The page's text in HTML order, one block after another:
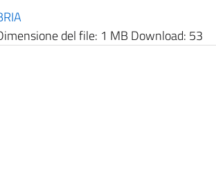
del file: 1 MB Download: 53